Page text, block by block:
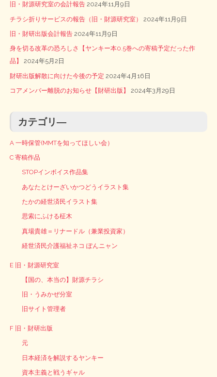
旧・財源研究室の会計報告 2024年11月9日
チラシ折りサービスの報告（旧・財源研究室） 2024年11月9日
旧・財研出版会計報告 2024年11月9日
身を切る改革の恐ろしさ【ヤンキー本0.5巻への寄稿予定だった作
品】
2024年5月2日
財研出版解散に向けた今後の予定 2024年4月16日
コアメンバー離脱のお知らせ【財研出版】 2024年3月29日
カテゴリ―
A 一時保管(MMTを知ってほしい会）
C 寄稿作品
STOPインボイス作品集
あなたとけーざいかつどうイラスト集
たかの経世済民イラスト集
思索にふける柾木
真場貴雄＝リナードル（兼業投資家）
経世済民介護福祉ネコ ぽんニャン
E 旧・財源研究室
【国の、本当の】財源チラシ
旧・うみかぜ分室
旧サイト管理者
F 旧・財研出版
元
日本経済を解説するヤンキー
資本主義と戦うギャル